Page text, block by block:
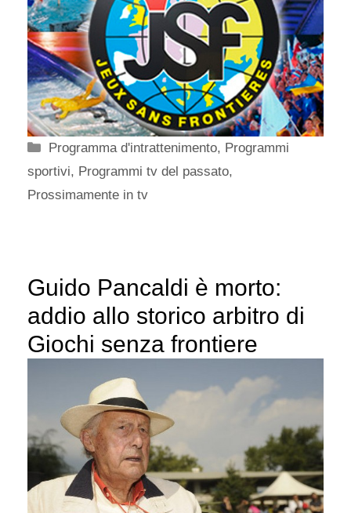
Categorie
Programma d'intrattenimento, Programmi
sportivi, Programmi tv del passato,
Prossimamente in tv
Guido Pancaldi è morto:
addio allo storico arbitro di
Giochi senza frontiere